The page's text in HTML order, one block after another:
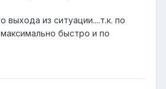
из ситуации....т.к. по
быстро и по